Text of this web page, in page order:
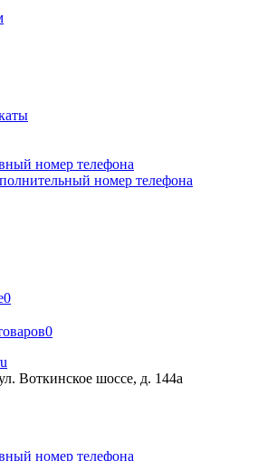
номер телефона
номер телефона
0
0
Воткинское шоссе, д. 144а
номер телефона